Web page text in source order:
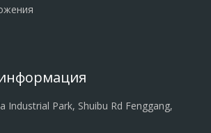
Industrial Park, Shuibu Rd Fenggang,